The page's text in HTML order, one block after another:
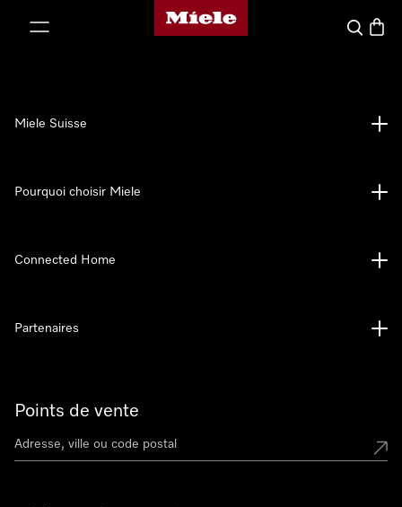
Page d'accueil de Miele
Search
Points de vente
Miele Suisse
Pourquoi choisir Miele
Connected Home
Partenaires